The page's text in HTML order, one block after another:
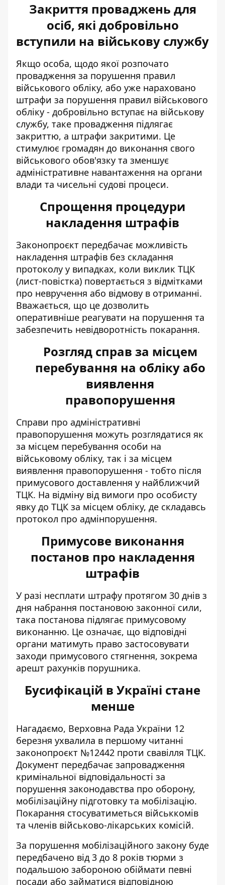
Закриття проваджень для
осіб, які добровільно
вступили на військову службу
Якщо особа, щодо якої розпочато
провадження за порушення правил
військового обліку, або уже нараховано
штрафи за порушення правил військового
обліку - добровільно вступає на військову
службу, таке провадження підлягає
закриттю, а штрафи закритими. Це
стимулює громадян до виконання свого
військового обов'язку та зменшує
адміністративне навантаження на органи
влади та чисельні судові процеси.
Спрощення процедури
накладення штрафів
Законопроєкт передбачає можливість
накладення штрафів без складання
протоколу у випадках, коли виклик ТЦК
(лист-повістка) повертається з відмітками
про невручення або відмову в отриманні.
Вважається, що це дозволить
оперативніше реагувати на порушення та
забезпечить невідворотність покарання.
Розгляд справ за місцем
перебування на обліку або
виявлення
правопорушення
Справи про адміністративні
правопорушення можуть розглядатися як
за місцем перебування особи на
військовому обліку, так і за місцем
виявлення правопорушення - тобто після
примусового доставлення у найближчий
ТЦК. На відміну від вимоги про особисту
явку до ТЦК за місцем обліку, де складавсь
протокол про адмінпорушення.
Примусове виконання
постанов про накладення
штрафів
У разі несплати штрафу протягом 30 днів з
дня набрання постановою законної сили,
така постанова підлягає примусовому
виконанню. Це означає, що відповідні
органи матимуть право застосовувати
заходи примусового стягнення, зокрема
арешт рахунків порушника.
Бусифікацій в Україні стане
менше
Нагадаємо, Верховна Рада України 12
березня ухвалила в першому читанні
законопроєкт №12442 проти свавілля ТЦК.
Документ передбачає запровадження
кримінальної відповідальності за
порушення законодавства про оборону,
мобілізаційну підготовку та мобілізацію.
Покарання стосуватиметься військкомів
та членів військово-лікарських комісій.
За порушення мобілізаційного закону буде
передбачено від 3 до 8 років тюрми з
подальшою забороною обіймати певні
посади або займатися відповідною